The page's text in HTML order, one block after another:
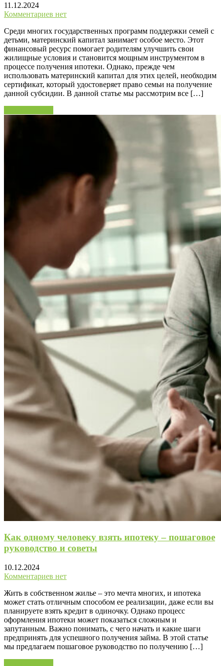
11.12.2024
Комментариев нет
Среди многих государственных программ поддержки семей с
детьми, материнский капитал занимает особое место. Этот
финансовый ресурс помогает родителям улучшить свои
жилищные условия и становится мощным инструментом в
процессе получения ипотеки. Однако, прежде чем
использовать материнский капитал для этих целей, необходим
сертификат, который удостоверяет право семьи на получение
данной субсидии. В данной статье мы рассмотрим все […]
Как одному человеку взять ипотеку – пошаговое
руководство и советы
10.12.2024
Комментариев нет
Жить в собственном жилье – это мечта многих, и ипотека
может стать отличным способом ее реализации, даже если вы
планируете взять кредит в одиночку. Однако процесс
оформления ипотеки может показаться сложным и
запутанным. Важно понимать, с чего начать и какие шаги
предпринять для успешного получения займа. В этой статье
мы предлагаем пошаговое руководство по получению […]